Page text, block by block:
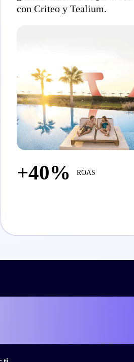
con Criteo y Tealium.
+40% ROAS